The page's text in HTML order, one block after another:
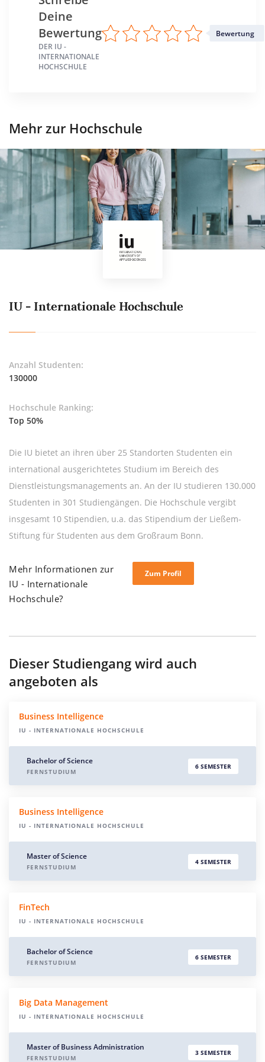
Deine
Bewertung
DER IU -
INTERNATIONALE
HOCHSCHULE
Bewertung
Mehr zur Hochschule
IU - Internationale Hochschule
Anzahl Studenten:
130000
Hochschule Ranking:
Top 50%
Die IU bietet an ihren über 25 Standorten Studenten ein
international ausgerichtetes Studium im Bereich des
Dienstleistungsmanagements an. An der IU studieren 130.000
Studenten in 301 Studiengängen. Die Hochschule vergibt
insgesamt 10 Stipendien, u.a. das Stipendium der Ließem-
Stiftung für Studenten aus dem Großraum Bonn.
Mehr Informationen zur
IU - Internationale
Hochschule?
Zum Profil
Dieser Studiengang wird auch
angeboten als
Business Intelligence
IU - INTERNATIONALE HOCHSCHULE
Bachelor of Science
FERNSTUDIUM
6 SEMESTER
Business Intelligence
IU - INTERNATIONALE HOCHSCHULE
Master of Science
FERNSTUDIUM
4 SEMESTER
FinTech
IU - INTERNATIONALE HOCHSCHULE
Bachelor of Science
FERNSTUDIUM
6 SEMESTER
Big Data Management
IU - INTERNATIONALE HOCHSCHULE
Master of Business Administration
FERNSTUDIUM
3 SEMESTER